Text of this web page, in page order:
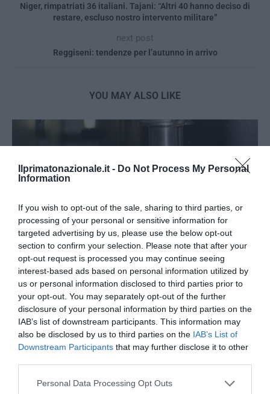
Ilprimatonazionale.it - Do Not Process My Personal
Information
If you wish to opt-out of the sale, sharing to third parties, or
processing of your personal or sensitive information for
targeted advertising by us, please use the below opt-out
section to confirm your selection. Please note that after your
opt-out request is processed you may continue seeing
interest-based ads based on personal information utilized by
us or personal information disclosed to third parties prior to
your opt-out. You may separately opt-out of the further
disclosure of your personal information by third parties on the
IAB’s list of downstream participants. This information may
also be disclosed by us to third parties on the IAB’s List of
Downstream Participants that may further disclose it to other
Please note that this website/app uses one or more Google
Personal Data Processing Opt Outs
Niger, rimpatriati 36 italiani. Tajani: “Altri 40 hanno deciso di
restare, escluso nostro intervento militare”
next post
Reggiseni: tendenze per l’autunno in arrivo
YOU MAY ALSO LIKE
Quando il rottame vale di più: il mercato delle soluzioni
per compattare gli scarti...
3 Agosto 2026